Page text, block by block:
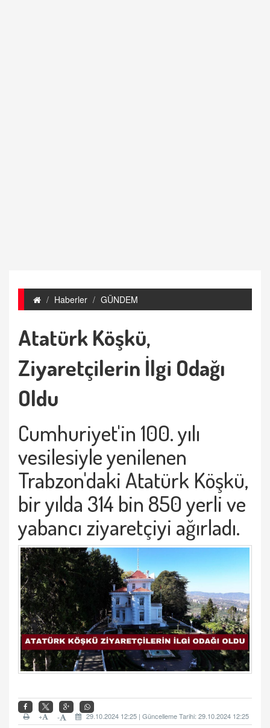
Haberler GÜNDEM
Atatürk Köşkü,
Ziyaretçilerin İlgi Odağı
Oldu
Cumhuriyet'in 100. yılı
vesilesiyle yenilenen
Trabzon'daki Atatürk Köşkü,
bir yılda 314 bin 850 yerli ve
yabancı ziyaretçiyi ağırladı.
29.10.2024 12:25 | Güncelleme Tarihi: 29.10.2024 12:25
-
+